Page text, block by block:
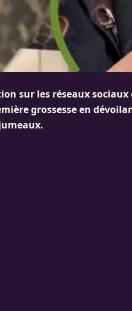
sur les réseaux sociaux
grossesse en